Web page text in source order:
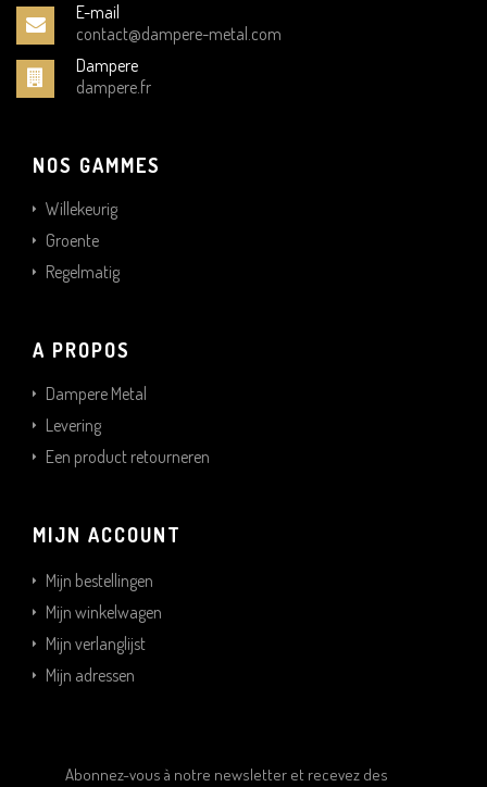
E-mail
contact@dampere-metal.com
Dampere
dampere.fr
NOS GAMMES
Willekeurig
Groente
Regelmatig
A PROPOS
Dampere Metal
Levering
Een product retourneren
MIJN ACCOUNT
Mijn bestellingen
Mijn winkelwagen
Mijn verlanglijst
Mijn adressen
Abonnez-vous à notre newsletter et recevez des